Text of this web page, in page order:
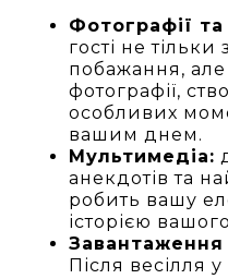
Фотографії
гості не
побажання,
фотографії,
особливих
вашим днем.
Мультимедіа:
анекдотів та
робить вашу
історією
Завантаження
Після весілля